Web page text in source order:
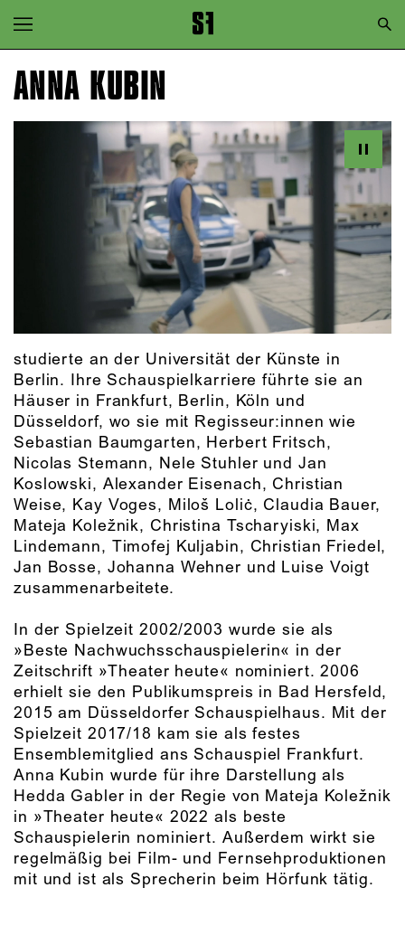
Zur Hauptnavigation springen
Zum Hauptinhalt springen
ANNA KUBIN
studierte an der Universität der Künste in
Berlin. Ihre Schauspielkarriere führte sie an
Häuser in Frankfurt, Berlin, Köln und
Düsseldorf, wo sie mit Regisseur:innen wie
Sebastian Baumgarten, Herbert Fritsch,
Nicolas Stemann, Nele Stuhler und Jan
Koslowski, Alexander Eisenach, Christian
Weise, Kay Voges, Miloš Loliċ, Claudia Bauer,
Mateja Koležnik, Christina Tscharyiski, Max
Lindemann, Timofej Kuljabin, Christian Friedel,
Jan Bosse, Johanna Wehner und Luise Voigt
zusammenarbeitete.
In der Spielzeit 2002/2003 wurde sie als
»Beste Nachwuchsschauspielerin« in der
Zeitschrift »Theater heute« nominiert. 2006
erhielt sie den Publikumspreis in Bad Hersfeld,
2015 am Düsseldorfer Schauspielhaus. Mit der
Spielzeit 2017/18 kam sie als festes
Ensemblemitglied ans Schauspiel Frankfurt.
Anna Kubin wurde für ihre Darstellung als
Hedda Gabler in der Regie von Mateja Koležnik
in »Theater heute« 2022 als beste
Schauspielerin nominiert. Außerdem wirkt sie
regelmäßig bei Film- und Fernsehproduktionen
mit und ist als Sprecherin beim Hörfunk tätig.